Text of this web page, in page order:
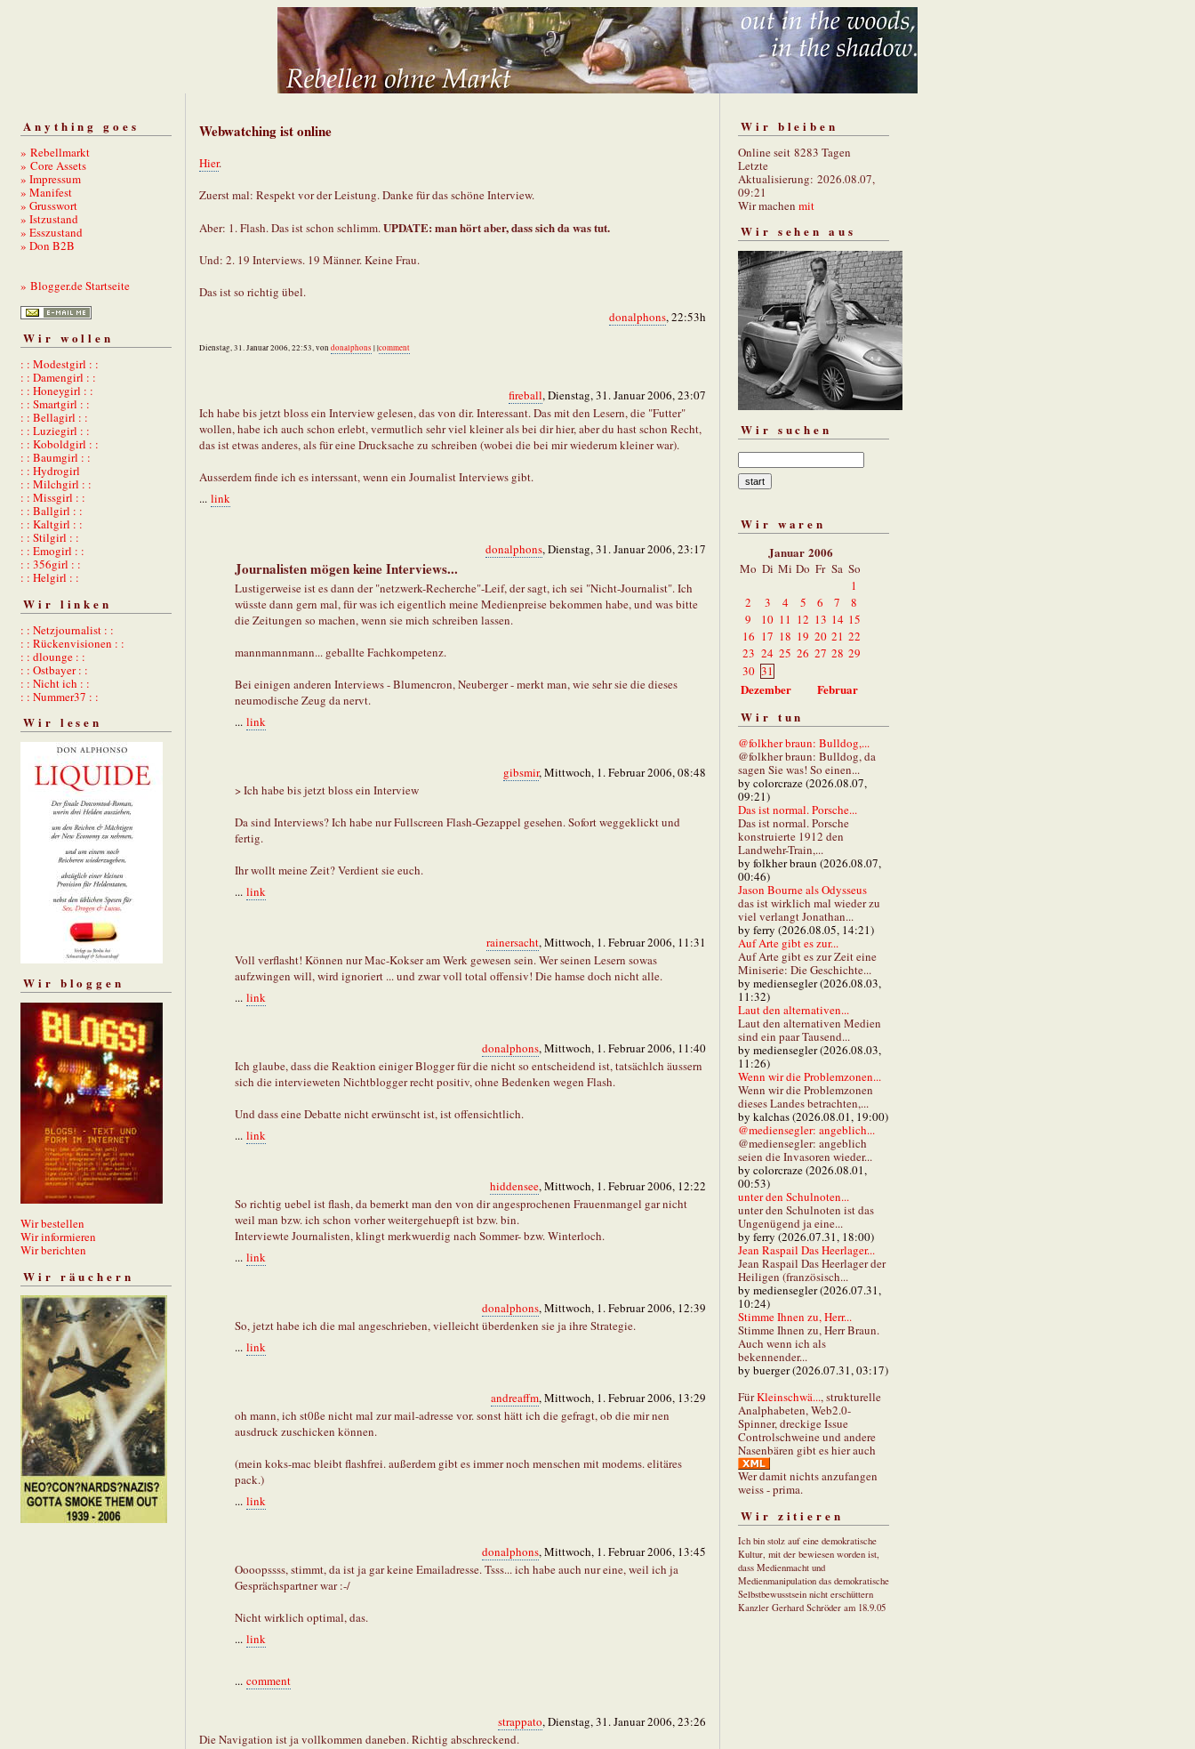
Anything goes
» Rebellmarkt
» Core Assets
» Impressum
» Manifest
» Grusswort
» Istzustand
» Esszustand
» Don B2B
» Blogger.de Startseite
Wir wollen
: : Modestgirl : :
: : Damengirl : :
: : Honeygirl : :
: : Smartgirl : :
: : Bellagirl : :
: : Luziegirl : :
: : Koboldgirl : :
: : Baumgirl : :
: : Hydrogirl
: : Milchgirl : :
: : Missgirl : :
: : Ballgirl : :
: : Kaltgirl : :
: : Stilgirl : :
: : Emogirl : :
: : 356girl : :
: : Helgirl : :
Wir linken
: : Netzjournalist : :
: : Rückenvisionen : :
: : dlounge : :
: : Ostbayer : :
: : Nicht ich : :
: : Nummer37 : :
Wir lesen
Wir bloggen
Wir bestellen
Wir informieren
Wir berichten
Wir räuchern
Webwatching ist online
Hier.
Zuerst mal: Respekt vor der Leistung. Danke für das schöne Interview.
Aber: 1. Flash. Das ist schon schlimm.UPDATE: man hört aber, dass sich da was tut.
Und: 2. 19 Interviews. 19 Männer. Keine Frau.
Das ist so richtig übel.
donalphons, 22:53h
Dienstag, 31. Januar 2006, 22:53, von donalphons | |comment
fireball, Dienstag, 31. Januar 2006, 23:07
Ich habe bis jetzt bloss ein Interview gelesen, das von dir. Interessant. Das mit den Lesern, die "Futter"
wollen, habe ich auch schon erlebt, vermutlich sehr viel kleiner als bei dir hier, aber du hast schon Recht,
das ist etwas anderes, als für eine Drucksache zu schreiben (wobei die bei mir wiederum kleiner war).
Ausserdem finde ich es interssant, wenn ein Journalist Interviews gibt.
... link
donalphons, Dienstag, 31. Januar 2006, 23:17
Journalisten mögen keine Interviews...
Lustigerweise ist es dann der "netzwerk-Recherche"-Leif, der sagt, ich sei "Nicht-Journalist". Ich
wüsste dann gern mal, für was ich eigentlich meine Medienpreise bekommen habe, und was bitte
die Zeitungen so machen, wenn sie mich schreiben lassen.
mannmannmann... geballte Fachkompetenz.
Bei einigen anderen Interviews - Blumencron, Neuberger - merkt man, wie sehr sie die dieses
neumodische Zeug da nervt.
... link
gibsmir, Mittwoch, 1. Februar 2006, 08:48
> Ich habe bis jetzt bloss ein Interview
Da sind Interviews? Ich habe nur Fullscreen Flash-Gezappel gesehen. Sofort weggeklickt und
fertig.
Ihr wollt meine Zeit? Verdient sie euch.
... link
rainersacht, Mittwoch, 1. Februar 2006, 11:31
Voll verflasht! Können nur Mac-Kokser am Werk gewesen sein. Wer seinen Lesern sowas
aufzwingen will, wird ignoriert ... und zwar voll total offensiv! Die hamse doch nicht alle.
... link
donalphons, Mittwoch, 1. Februar 2006, 11:40
Ich glaube, dass die Reaktion einiger Blogger für die nicht so entscheidend ist, tatsächlch äussern
sich die intervieweten Nichtblogger recht positiv, ohne Bedenken wegen Flash.
Und dass eine Debatte nicht erwünscht ist, ist offensichtlich.
... link
hiddensee, Mittwoch, 1. Februar 2006, 12:22
So richtig uebel ist flash, da bemerkt man den von dir angesprochenen Frauenmangel gar nicht
weil man bzw. ich schon vorher weitergehuepft ist bzw. bin.
Interviewte Journalisten, klingt merkwuerdig nach Sommer- bzw. Winterloch.
... link
donalphons, Mittwoch, 1. Februar 2006, 12:39
So, jetzt habe ich die mal angeschrieben, vielleicht überdenken sie ja ihre Strategie.
... link
andreaffm, Mittwoch, 1. Februar 2006, 13:29
oh mann, ich st0ße nicht mal zur mail-adresse vor. sonst hätt ich die gefragt, ob die mir nen
ausdruck zuschicken können.
(mein koks-mac bleibt flashfrei. außerdem gibt es immer noch menschen mit modems. elitäres
pack.)
... link
donalphons, Mittwoch, 1. Februar 2006, 13:45
Oooopssss, stimmt, da ist ja gar keine Emailadresse. Tsss... ich habe auch nur eine, weil ich ja
Gesprächspartner war :-/
Nicht wirklich optimal, das.
... link
... comment
strappato, Dienstag, 31. Januar 2006, 23:26
Die Navigation ist ja vollkommen daneben. Richtig abschreckend.
Wir bleiben
Online seit 8283 Tagen
Letzte
Aktualisierung: 2026.08.07,
09:21
Wir machen mit
Wir sehen aus
Wir suchen
Wir waren
Januar 2006
Mo Di Mi Do Fr Sa So
1
2
3 4 5 6 7
8
9
10 11 12 13 14 15
16 17 18 19 20 21 22
23 24 25 26 27 28 29
30 31
Dezember
Februar
Wir tun
@folkher braun: Bulldog,...
@folkher braun: Bulldog, da
sagen Sie was! So einen...
by colorcraze (2026.08.07,
09:21)
Das ist normal. Porsche...
Das ist normal. Porsche
konstruierte 1912 den
Landwehr-Train,...
by folkher braun (2026.08.07,
00:46)
Jason Bourne als Odysseus
das ist wirklich mal wieder zu
viel verlangt Jonathan...
by ferry (2026.08.05, 14:21)
Auf Arte gibt es zur...
Auf Arte gibt es zur Zeit eine
Miniserie: Die Geschichte...
by mediensegler (2026.08.03,
11:32)
Laut den alternativen...
Laut den alternativen Medien
sind ein paar Tausend...
by mediensegler (2026.08.03,
11:26)
Wenn wir die Problemzonen...
Wenn wir die Problemzonen
dieses Landes betrachten,...
by kalchas (2026.08.01, 19:00)
@mediensegler: angeblich...
@mediensegler: angeblich
seien die Invasoren wieder...
by colorcraze (2026.08.01,
00:53)
unter den Schulnoten...
unter den Schulnoten ist das
Ungenügend ja eine...
by ferry (2026.07.31, 18:00)
Jean Raspail Das Heerlager...
Jean Raspail Das Heerlager der
Heiligen (französisch...
by mediensegler (2026.07.31,
10:24)
Stimme Ihnen zu, Herr...
Stimme Ihnen zu, Herr Braun.
Auch wenn ich als
bekennender...
by buerger (2026.07.31, 03:17)
FürKleinschwä..., strukturelle
Analphabeten, Web2.0-
Spinner, dreckige Issue
Controlschweine und andere
Nasenbären gibt es hier auch
Wer damit nichts anzufangen
weiss - prima.
Wir zitieren
Ich bin stolz auf eine demokratische
Kultur, mit der bewiesen worden ist,
dass Medienmacht und
Medienmanipulation das demokratische
Selbstbewusstsein nicht erschüttern
Kanzler Gerhard Schröder am 18.9.05